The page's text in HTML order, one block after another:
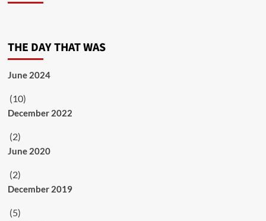
THE DAY THAT WAS
June 2024
(10)
December 2022
(2)
June 2020
(2)
December 2019
(5)